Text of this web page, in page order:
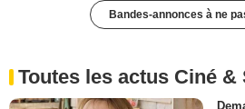
Bandes-annonces à ne
Toutes les actus Ciné &